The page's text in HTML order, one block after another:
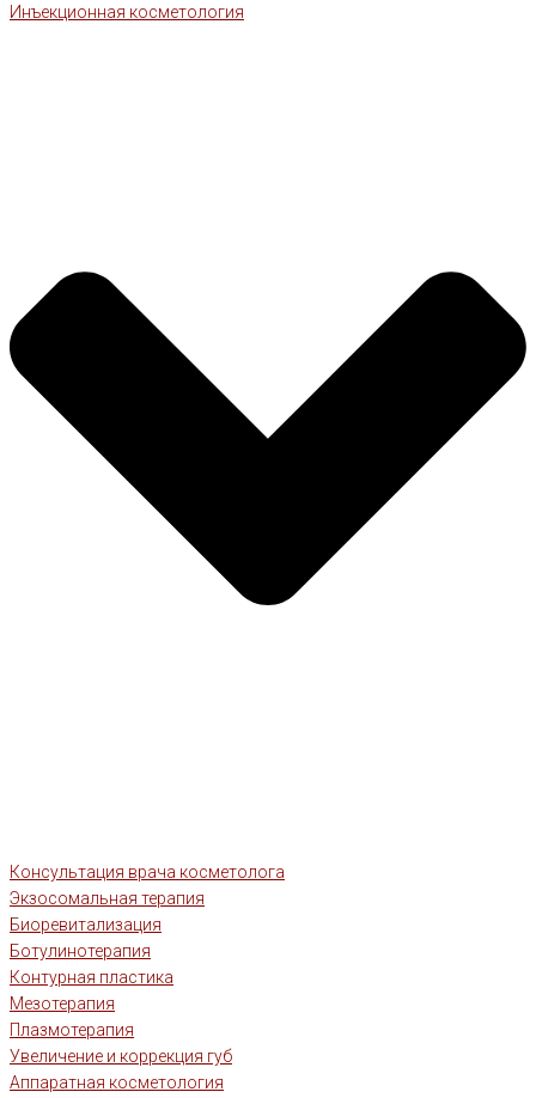
Инъекционная косметология
Консультация врача косметолога
Экзосомальная терапия
Биоревитализация
Ботулинотерапия
Контурная пластика
Мезотерапия
Плазмотерапия
Увеличение и коррекция губ
Аппаратная косметология